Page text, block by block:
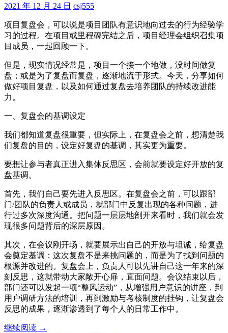
境》
2021 年 12 月 24 日 csj555
项目复盘会，可以说是项目团队有意识地向过去的行为经验学
习的过程。在项目或里程碑完结之后，项目经理会组织召集项
目成员，一起回顾一下。
但是，现实情况经常是，项目一个接一个地做，没时间做复
盘；或是为了复盘而复盘，逐渐地流于形式。今天，分享如何
做好项目复盘，以及如何通过复盘去培养团队的持续改进能
力。
一、复盘会的基调设定
我们都知道复盘很重要，但实际上，在复盘会之前，想清楚我
们复盘的目的，设定好复盘的基调，其实更为重要。
要想让参与者真正进入集体反思区，会前就要设定好开放的复
盘基调。
首先，我们自己要先进入反思区。在复盘会之前，可以跟部
门/团队的负责人或成员，就部门中反复出现的各种问题，进
行过多次深度沟通。把问题一层层地剖开来看时，我们就会发
现很多问题背后的深层原因。
其次，在会议刚开场，就要展示出自己的开放与坦诚，给复盘
会奠定基调：这次复盘不是来挑问题的，而是为了找到问题的
根源并改进的。复盘会上，负责人可以先讲自己这一年来的深
刻反思，这就带动大家敞开心扉，直面问题。会议结束以后，
部门还可以发起一项“整风运动”，从增强用户意识的讲座，到
用户调研方法的培训，再到激励与考核制度的挂钩，让复盘会
反思的成果，逐渐渗透到了每个人的日常工作中。
继续阅读项
→